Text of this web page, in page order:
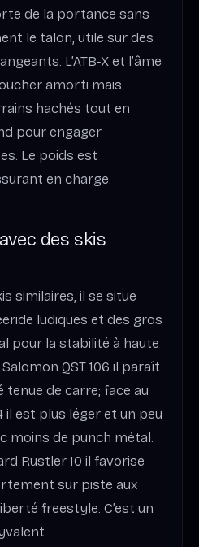
de la portance sans
le talon, utile sur des
L’ATB‑X et l’âme
amorti mais
hachés tout en
pour engager
Le poids est
en charge.
des skis
similaires, il se situe
ludiques et des gros
pour la stabilité à haute
QST 106 il paraît
de carre; face au
il est plus léger et un peu
moins de punch métal.
Rustler 10 il favorise
sur piste aux
freestyle. C’est un